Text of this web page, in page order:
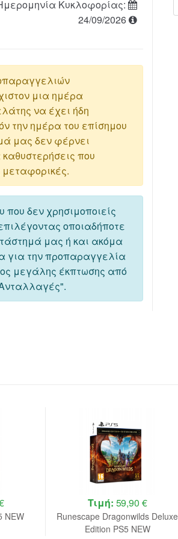
Κυκλοφορίας:
24/09/2026
μια ημέρα
να έχει ήδη
την ημέρα του επίσημου
μας δεν φέρνει
που
μεταφορικές.
δεν χρησιμοποιείς
οποιαδήποτε
μας ή και ακόμα
για την προπαραγγελία
μεγάλης έκπτωσης από
NEW
Τιμή: 59,90 €
Runescape Dragonwilds Deluxe
Edition PS5 NEW